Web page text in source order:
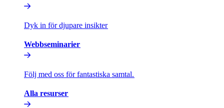
Dyk in för djupare insikter​​
Webbseminarier​​
Följ med oss för fantastiska samtal.​​
Alla resurser​​